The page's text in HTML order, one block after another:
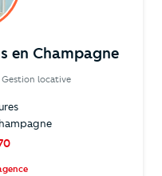
en Champagne
Gestion locative